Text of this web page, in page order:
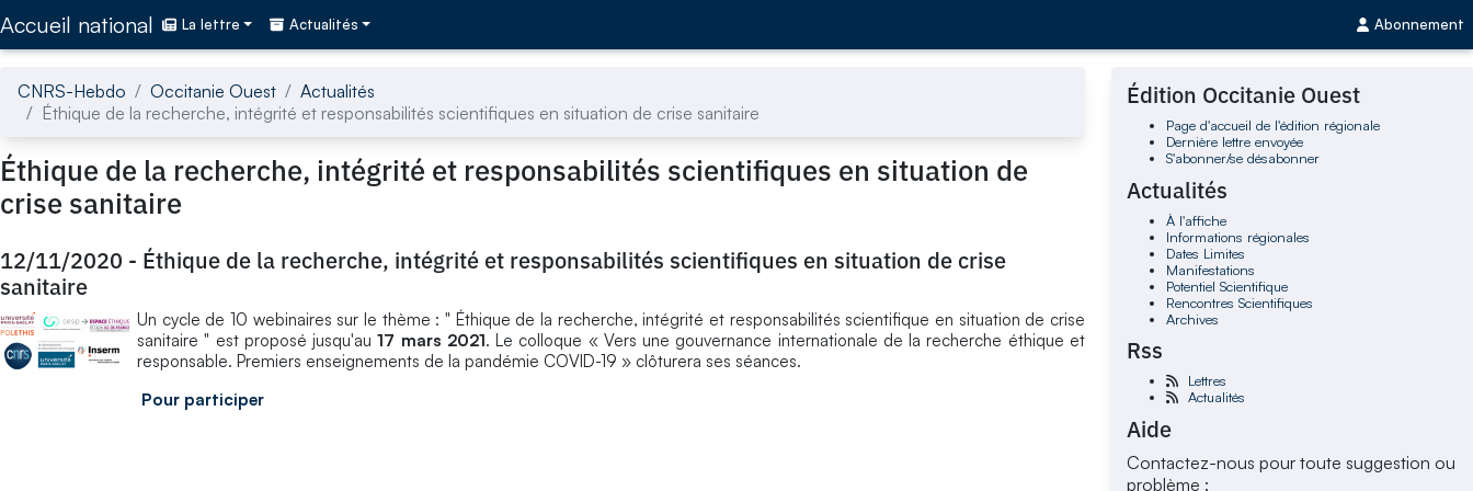
Accueil national La lettre Actualités Abonnement
CNRS-Hebdo Occitanie Ouest
Actualités
Éthique de la recherche, intégrité et responsabilités scientifiques en situation de crise sanitaire
Éthique de la recherche, intégrité et responsabilités scientifiques en situation de
crise sanitaire
12/11/2020 - Éthique de la recherche, intégrité et responsabilités scientifiques en situation de crise
sanitaire
Un cycle de 10 webinaires sur le thème : " Éthique de la recherche, intégrité et responsabilités scientifique en situation de crise
sanitaire " est proposé jusqu'au 17 mars 2021. Le colloque « Vers une gouvernance internationale de la recherche éthique et
responsable. Premiers enseignements de la pandémie COVID-19 » clôturera ses séances.
Pour participer
Édition Occitanie Ouest
Page d'accueil de l'édition régionale
Dernière lettre envoyée
S'abonner/se désabonner
Actualités
À l'affiche
Informations régionales
Dates Limites
Manifestations
Potentiel Scientifique
Rencontres Scientifiques
Archives
Rss
Lettres
Actualités
Aide
Contactez-nous pour toute suggestion ou
problème :